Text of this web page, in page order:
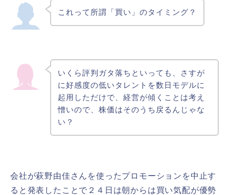
これって所謂「買い」のタイミング？
いくら評判ガタ落ちといっても、さすが
に好感度の低いタレントを数日モデルに
起用しただけで、経営が傾くことは考え
憎いので、株価はそのうち戻るんじゃな
い？
会社が萩野由佳さんを使ったプロモーションを中止す
ると発表したことで２４日は朝からは買い気配が優勢